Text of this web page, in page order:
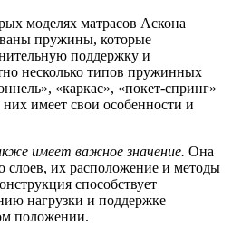
моделях матрасов Аскона
пружины, которые
поддержку и
несколько типов пружинных
«каркас», «покет-спринг»
имеет свои особенности и
имеет важное значение. Она
слоев, их расположение и методы
способствует
нагрузки и поддержке
положении.